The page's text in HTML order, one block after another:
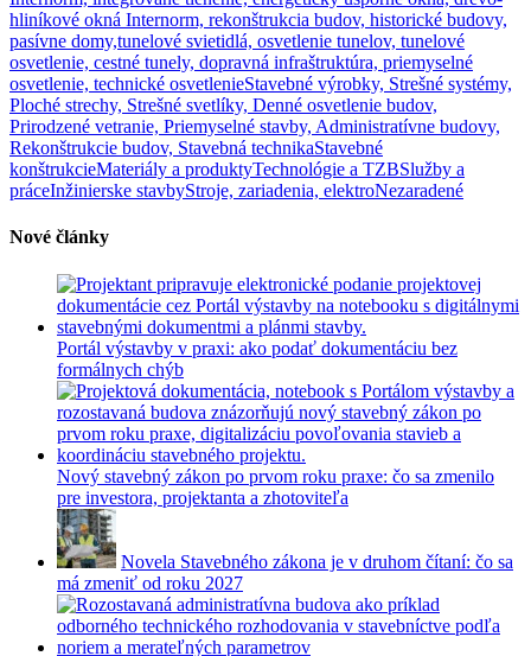
hliníkové okná Internorm, rekonštrukcia budov, historické budovy,
pasívne domy,tunelové svietidlá, osvetlenie tunelov, tunelové
osvetlenie, cestné tunely, dopravná infraštruktúra, priemyselné
osvetlenie, technické osvetlenieStavebné výrobky, Strešné systémy,
Ploché strechy, Strešné svetlíky, Denné osvetlenie budov,
Prirodzené vetranie, Priemyselné stavby, Administratívne budovy,
Rekonštrukcie budov, Stavebná technikaStavebné
konštrukcieMateriály a produktyTechnológie a TZBSlužby a
práceInžinierske stavbyStroje, zariadenia, elektroNezaradené
Nové články
Portál výstavby v praxi: ako podať dokumentáciu bez
formálnych chýb
Nový stavebný zákon po prvom roku praxe: čo sa zmenilo
pre investora, projektanta a zhotoviteľa
Novela Stavebného zákona je v druhom čítaní: čo sa
má zmeniť od roku 2027